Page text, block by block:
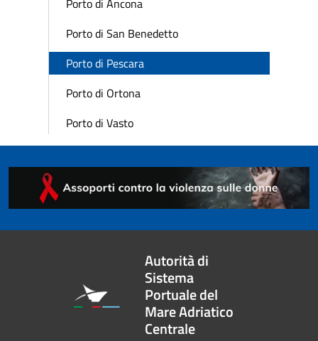
Porto di Ancona
Porto di San Benedetto
Porto di Pescara
Porto di Ortona
Porto di Vasto
Autorità di
Sistema
Portuale del
Mare Adriatico
Centrale